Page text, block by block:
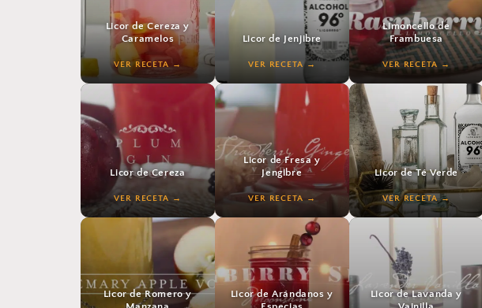
Licor de Cereza y
Caramelos
VER RECETA
VER RECETA
Licor de Jenjibre
VER RECETA
VER RECETA
Limoncello de
Frambuesa
VER RECETA
VER RECETA
Licor de Cereza
VER RECETA
VER RECETA
Licor de Fresa y
Jengibre
VER RECETA
VER RECETA
Licor de Té Verde
VER RECETA
VER RECETA
Licor de Romero y
Licor de Arándanos y
Licor de Lavanda y